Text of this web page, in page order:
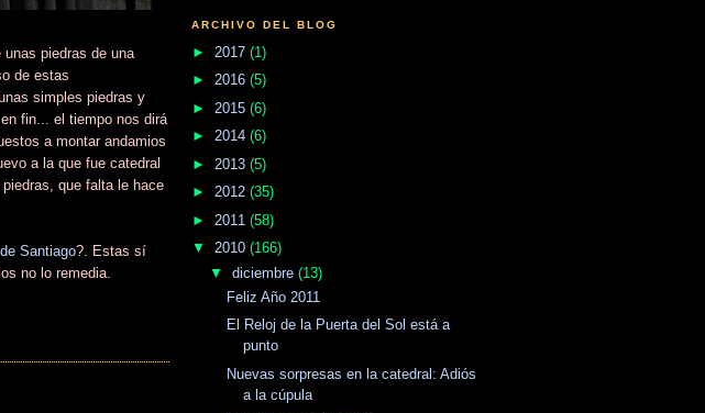
piedras de una
de estas
simples piedras y
fin... el tiempo nos dirá
a montar andamios
a la que fue catedral
que falta le hace
Santiago?. Estas sí
no lo remedia.
ARCHIVO DEL BLOG
► 2017 (1)
► 2016 (5)
► 2015 (6)
► 2014 (6)
► 2013 (5)
► 2012 (35)
► 2011 (58)
▼ 2010 (166)
▼ diciembre (13)
Feliz Año 2011
El Reloj de la Puerta del Sol está a
punto
Nuevas sorpresas en la catedral: Adiós
a la cúpula